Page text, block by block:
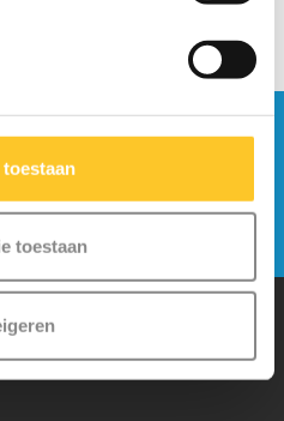
toestaan
je in voor onze